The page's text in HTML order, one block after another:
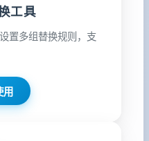
工具
置多组替换规则，支
用